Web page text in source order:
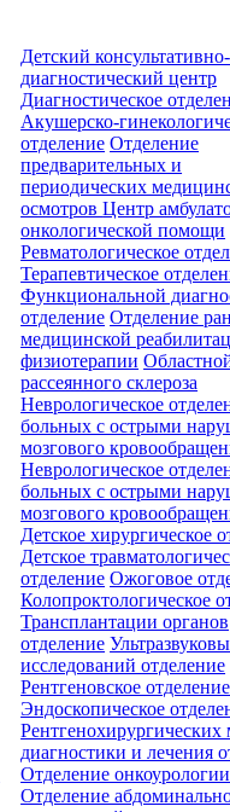
Детский консультативно-
диагностический центр
Диагностическое
Акушерско-
отделение Отделение
предварительных и
периодических
осмотровЦентр
онкологической помощи
Ревматологическое
Терапевтическое
Функциональной
отделение Отделение
медицинской
физиотерапии
рассеянного склероза
Неврологическое
больных с острыми
мозгового
Неврологическое
больных с острыми
мозгового
Детское хирургическое
Детское
отделение Ожоговое
Колопроктологическое
Трансплантации органов
отделение
исследований отделение
Рентгеновское отделение
Эндоскопическое
Рентгенохирургических
диагностики и лечения
Отделение онкоурологии
Отделение